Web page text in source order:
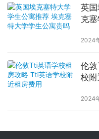
英
克
2024
伦
校附
2024